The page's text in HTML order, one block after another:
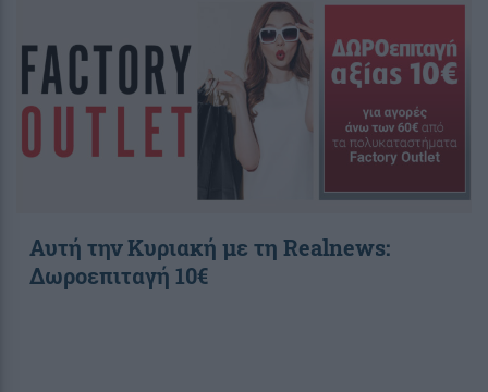
Αυτή την Κυριακή με τη Realnews:
Δωροεπιταγή 10€